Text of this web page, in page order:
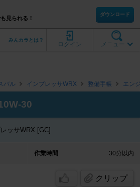
見られる！
ダウンロード
メニュー
ログイン
みんカラとは？
バル インプレッサWRX 整備手帳 エン
30
ッサWRX [GC]
作業時間 30分以内
クリップ